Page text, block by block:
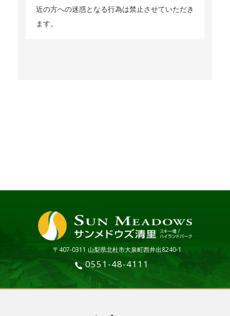
近の方への迷惑となる行為は禁止させていただき
ます。
〒407-0311 山梨県北杜市大泉町西井出8240-1
0551-48-4111